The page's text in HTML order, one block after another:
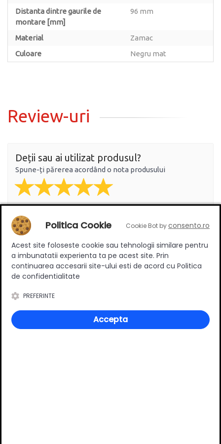
Distanta dintre gaurile de
montare [mm]
96 mm
Material
Zamac
Culoare
Negru mat
Review-uri
Deții sau ai utilizat produsul?
Spune-ți părerea acordând o nota produsului
Adaugă un review
Ratingul general al produsului
0
Politica Cookie Cookie Bot byconsento.ro
Acest site foloseste cookie sau tehnologii similare pentru
a imbunatatii experienta ta pe acest site. Prin
continuarea accesarii site-ului esti de acord cu Politica
de confidentialitate
PREFERINTE
Accepta